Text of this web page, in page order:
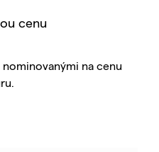
cenu
na cenu